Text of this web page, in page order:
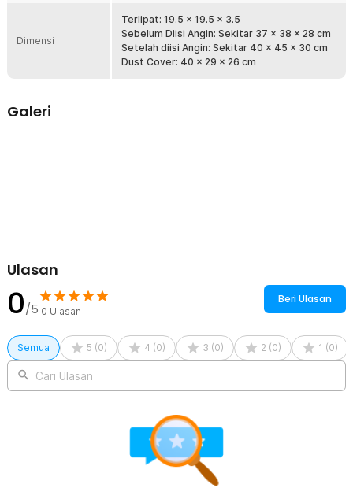
Terbuat dari PVC berkualitas tinggi yang kuat dan tahan lama.
Materialnya aman dan nyaman digunakan, sehingga cocok untuk
pemakaian jangka panjang selama perjalanan.
Rincian yang Anda dapatkan untuk pembelian produk ini:
Dimensi
Terlipat: 19.5 x 19.5 x 3.5
Sebelum Diisi Angin: Sekitar 37 x 38 x 28 cm
Setelah diisi Angin: Sekitar 40 x 45 x 30 cm
Dust Cover: 40 x 29 x 26 cm
Galeri
Ulasan
0/5 0 Ulasan
Beri Ulasan
Semua 5 (0) 4 (0) 3 (0) 2 (0) 1 (0)
Cari Ulasan